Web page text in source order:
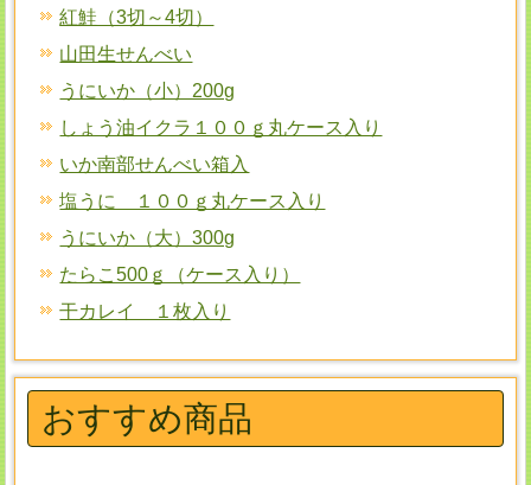
紅鮭（3切～4切）
山田生せんべい
うにいか（小）200g
しょう油イクラ１００ｇ丸ケース入り
いか南部せんべい箱入
塩うに １００ｇ丸ケース入り
うにいか（大）300g
たらこ500ｇ（ケース入り）
干カレイ １枚入り
おすすめ商品